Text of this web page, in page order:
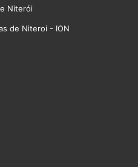
Niterói
de Niteroi - ION